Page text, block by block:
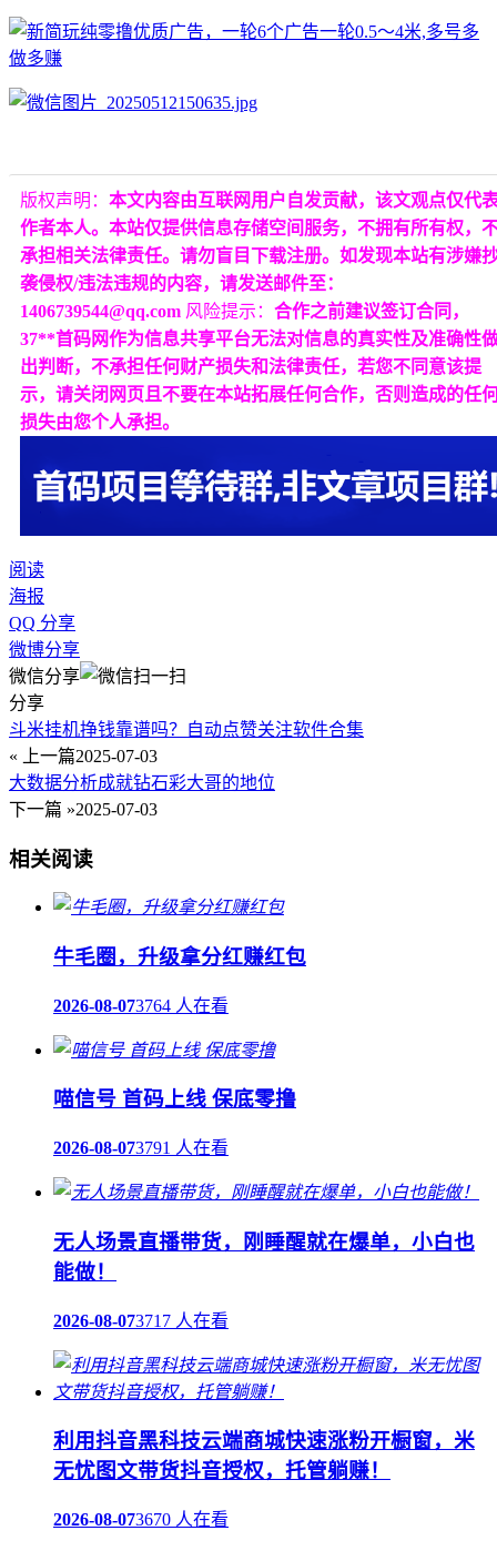
版权声明： 本文内容由互联网用户自发贡献，该文观点仅代
作者本人。本站仅提供信息存储空间服务，不拥有所有权，
承担相关法律责任。请勿盲目下载注册。如发现本站有涉嫌
袭侵权/违法违规的内容，请发送邮件至：
1406739544@qq.com 风险提示： 合作之前建议签订合同，
37**首码网作为信息共享平台无法对信息的真实性及准确性
出判断，不承担任何财产损失和法律责任，若您不同意该提
示，请关闭网页且不要在本站拓展任何合作，否则造成的任
损失由您个人承担。
阅读
海报
QQ 分享
微博分享
微信分享
分享
斗米挂机挣钱靠谱吗？自动点赞关注软件合集
« 上一篇2025-07-03
大数据分析成就钻石彩大哥的地位
下一篇 »2025-07-03
相关阅读
牛毛圈，升级拿分红赚红包
2026-08-073764 人在看
喵信号 首码上线 保底零撸
2026-08-073791 人在看
无人场景直播带货，刚睡醒就在爆单，小白也
能做！
2026-08-073717 人在看
利用抖音黑科技云端商城快速涨粉开橱窗，米
无忧图文带货抖音授权，托管躺赚！
2026-08-073670 人在看